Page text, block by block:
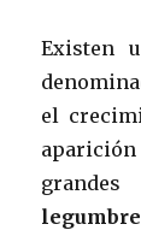
Existen
el